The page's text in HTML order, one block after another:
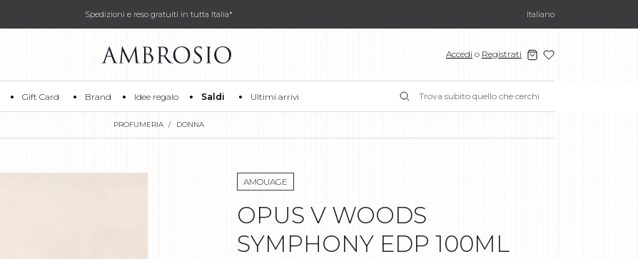
Spedizioni e reso gratuiti in tutta Italia* Italiano
Gift Card Brand Idee regalo Saldi Ultimi arrivi
Accedi o Registrati
PROFUMERIA DONNA
AMOUAGE
OPUS V WOODS
SYMPHONY EDP 100ML